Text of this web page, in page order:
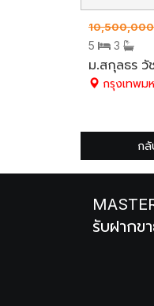
10,500,000
5
3
กรุงเทพมห
กลั
รับฝากข